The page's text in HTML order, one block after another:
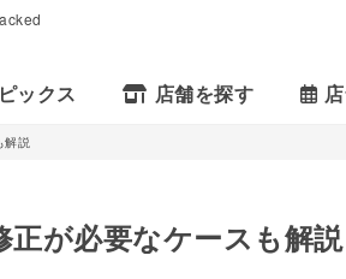
ックス 店舗を探す
解説
が必要なケースも解説